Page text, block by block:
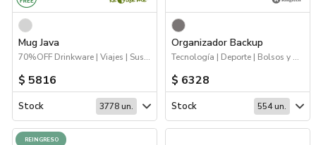
Mug Java
70%OFF Drinkware | Viajes | Sustentables | Drinkware
$ 5816
Stock 3778 un.
Organizador Backup
Tecnología | Deporte | Bolsos y Mochilas | Viajes
$ 6328
Stock 554 un.
REINGRESO